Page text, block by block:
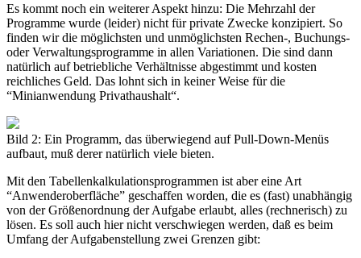
Es kommt noch ein weiterer Aspekt hinzu: Die Mehrzahl der
Programme wurde (leider) nicht für private Zwecke konzipiert. So
finden wir die möglichsten und unmöglichsten Rechen-, Buchungs-
oder Verwaltungsprogramme in allen Variationen. Die sind dann
natürlich auf betriebliche Verhältnisse abgestimmt und kosten
reichliches Geld. Das lohnt sich in keiner Weise für die
“Minianwendung Privathaushalt“.
Bild 2: Ein Programm, das überwiegend auf Pull-Down-Menüs
aufbaut, muß derer natürlich viele bieten.
Mit den Tabellenkalkulationsprogrammen ist aber eine Art
“Anwenderoberfläche” geschaffen worden, die es (fast) unabhängig
von der Größenordnung der Aufgabe erlaubt, alles (rechnerisch) zu
lösen. Es soll auch hier nicht verschwiegen werden, daß es beim
Umfang der Aufgabenstellung zwei Grenzen gibt: